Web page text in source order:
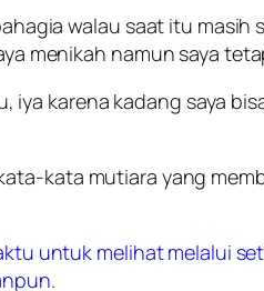
walau saat itu
menikah namun saya
iya karena kadang saya
kata mutiara yang
untuk melihat melalui